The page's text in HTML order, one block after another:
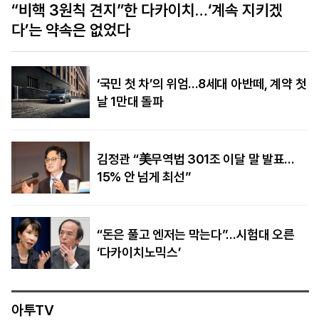
미얀마 대통령, 정통성 찾아 태국 방문… 태국은
‘재관여’ 모색
‘국민 첫 차’의 위엄…8세대 아반떼, 계약 첫
날 1만대 돌파
김정관 “美무역법 301조 이달 말 발표…
15% 안 넘게 최선”
“돈은 풀고 엔저는 막는다”…시험대 오른
‘다카이치노믹스’
아투TV